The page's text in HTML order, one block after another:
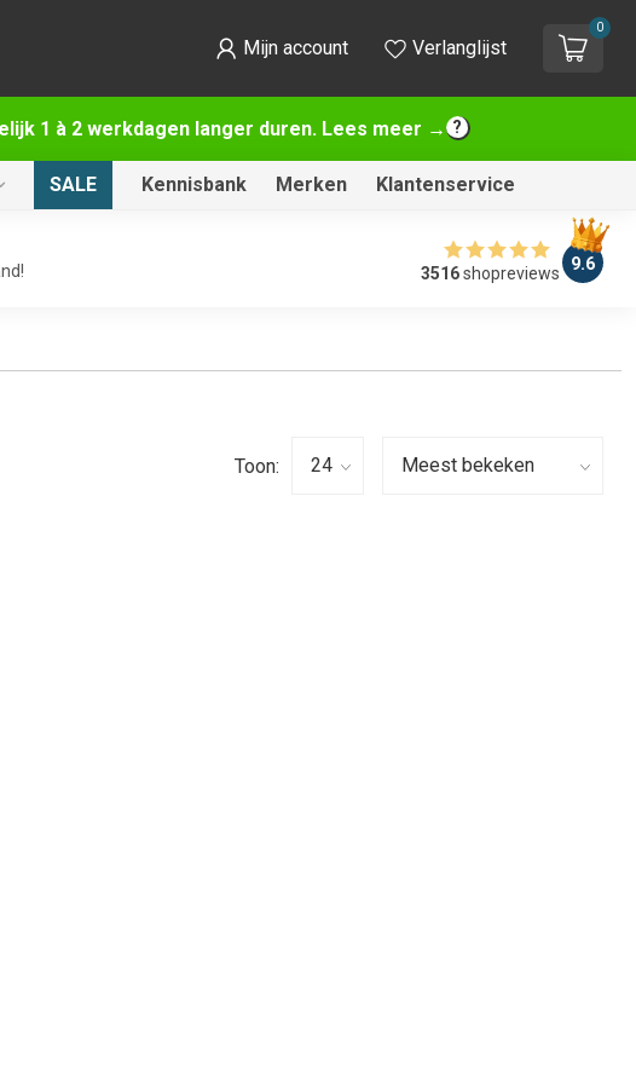
1 à 2 werkdagen langer duren. Lees meer →
Mijn account Verlanglijst
0
SALE Kennisbank Merken Klantenservice
3516shopreviews 9.6
Toon: